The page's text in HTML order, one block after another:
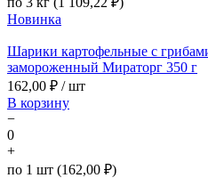
Новинка
Шарики картофельные с
замороженный Мираторг 350 г
162,00 ₽ / шт
В корзину
−
0
+
по 1 шт (162,00 ₽)